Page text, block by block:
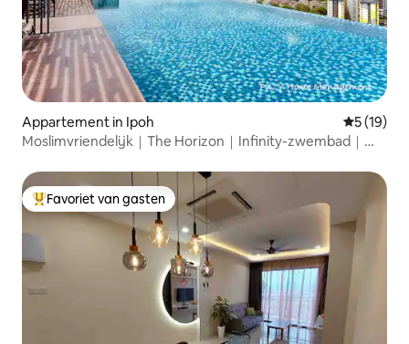
Appartement in Ipoh
5 (19)
Moslimvriendelijk｜The Horizon｜Infinity-zwembad｜
Topfavoriet van gasten
Favoriet van gasten